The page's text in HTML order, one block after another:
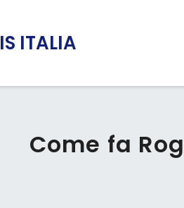
ITALIA
Come fa